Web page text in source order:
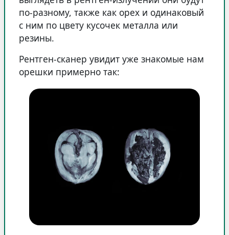
по-разному, также как орех и одинаковый
с ним по цвету кусочек металла или
резины.
Рентген-сканер увидит уже знакомые нам
орешки примерно так: